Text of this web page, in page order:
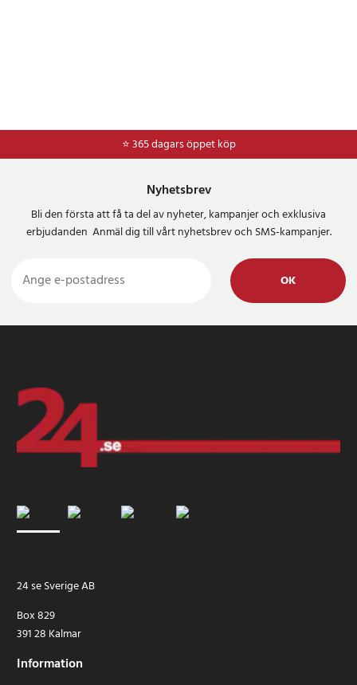
⭐ 365 dagars öppet köp
⭐Frakt 49kr *
Nyhetsbrev
Bli den första att få ta del av nyheter, kampanjer och exklusiva
erbjudanden Anmäl dig till vårt nyhetsbrev och SMS-kampanjer.
OK
24 se Sverige AB
Box 829
391 28 Kalmar
Information